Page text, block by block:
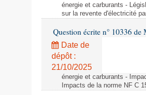
énergie et carburants -
sur la revente d'électricité
Question écrite n° 10336
Date de
dépôt :
21/10/2025
énergie et carburants -
Impacts de la norme NF C